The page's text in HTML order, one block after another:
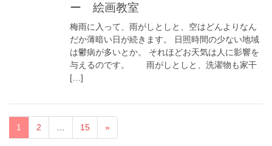
ー 絵画教室
梅雨に入って、雨がしとしと、空はどんよりなん
だか薄暗い日が続きます。 日照時間の少ない地域
は鬱病が多いとか。 それほどお天気は人に影響を
与えるのです。 雨がしとしと、洗濯物も家干
[…]
1 2 15 »